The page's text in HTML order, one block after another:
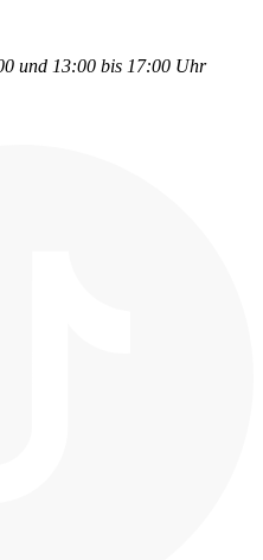
und 13:00 bis 17:00 Uhr